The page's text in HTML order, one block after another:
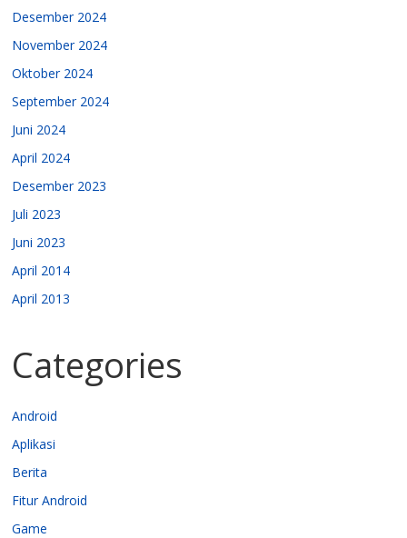
Desember 2024
November 2024
Oktober 2024
September 2024
Juni 2024
April 2024
Desember 2023
Juli 2023
Juni 2023
April 2014
April 2013
Categories
Android
Aplikasi
Berita
Fitur Android
Game